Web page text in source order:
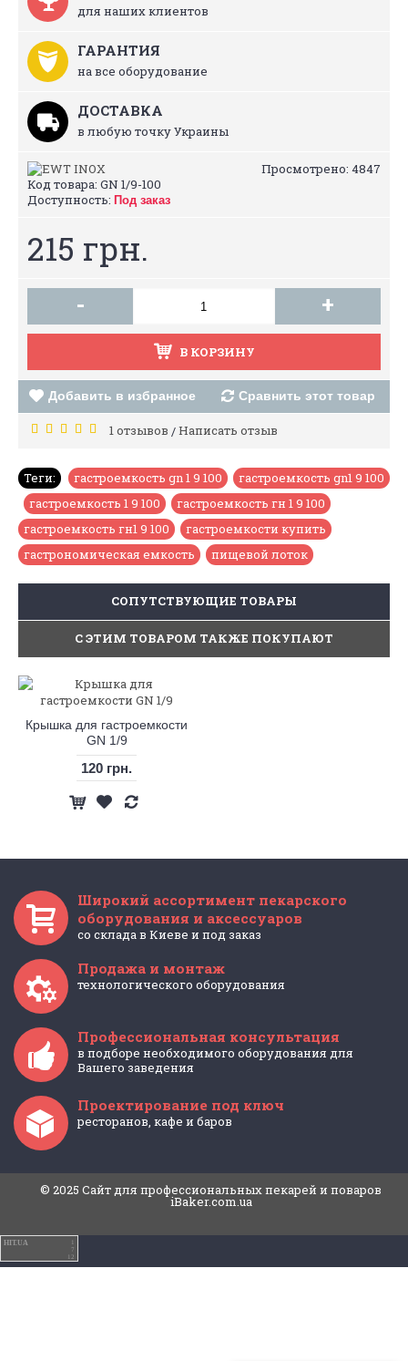
для наших клиентов
ГАРАНТИЯ
на все оборудование
ДОСТАВКА
в любую точку Украины
Просмотрено: 4847
Код товара: GN 1/9-100
Доступность: Под заказ
215 грн.
- +
В КОРЗИНУ
Добавить в избранное Сравнить этот товар
1 отзывов /Написать отзыв
Теги: гастроемкость gn 1 9 100
гастроемкость gn1 9 100
гастроемкость 1 9 100 гастроемкость гн 1 9 100
гастроемкость гн1 9 100
гастроемкости купить
гастрономическая емкость
пищевой лоток
CОПУТСТВУЮЩИЕ ТОВАРЫ
С ЭТИМ ТОВАРОМ ТАКЖЕ ПОКУПАЮТ
Крышка для гастроемкости
GN 1/9
120 грн.
Широкий ассортимент пекарского
оборудования и аксессуаров
со склада в Киеве и под заказ
Продажа и монтаж
технологического оборудования
Профессиональная консультация
в подборе необходимого оборудования для
Вашего заведения
Проектирование под ключ
ресторанов, кафе и баров
© 2025 Cайт для профессиональных пекарей и поваров
iBaker.com.ua
HIT.UA
7
12